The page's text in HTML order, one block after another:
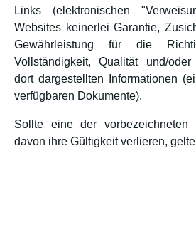
Links (elektronischen
Websites keinerlei Garantie,
Gewährleistung für die
Vollständigkeit, Qualität und/
dort dargestellten Informationen
verfügbaren Dokumente).
Sollte eine der vorbezeichneten
davon ihre Gültigkeit verlieren,